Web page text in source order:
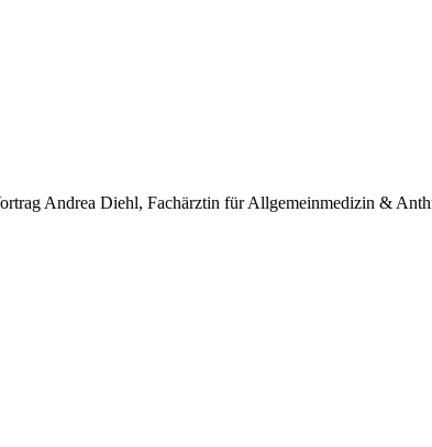
Andrea Diehl, Fachärztin für Allgemeinmedizin &